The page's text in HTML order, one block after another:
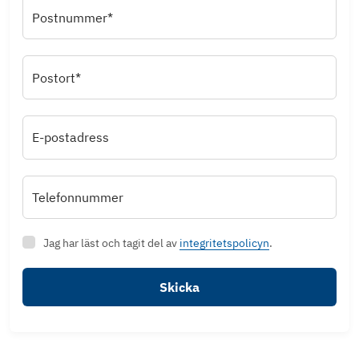
Postnummer*
Postort*
E-postadress
Telefonnummer
Jag har läst och tagit del av integritetspolicyn.
Skicka